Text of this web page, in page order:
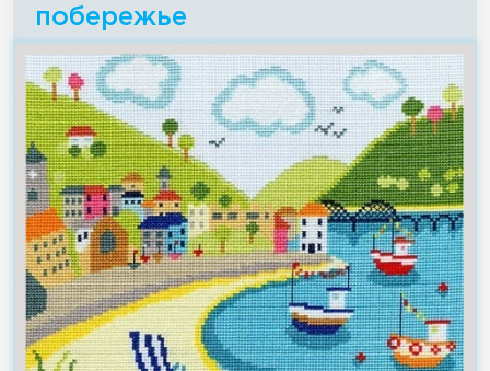
побережье